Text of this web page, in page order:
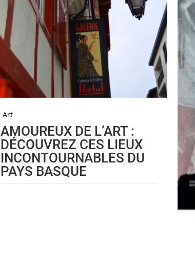
Art
AMOUREUX DE L’ART :
DÉCOUVREZ CES LIEUX
INCONTOURNABLES DU
PAYS BASQUE